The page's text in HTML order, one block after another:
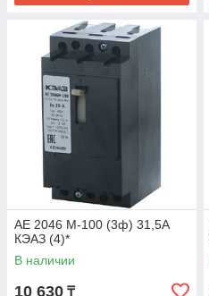
АЕ 2046 М-100 (3ф) 31,5А
КЭАЗ (4)*
В наличии
10 630 ₸